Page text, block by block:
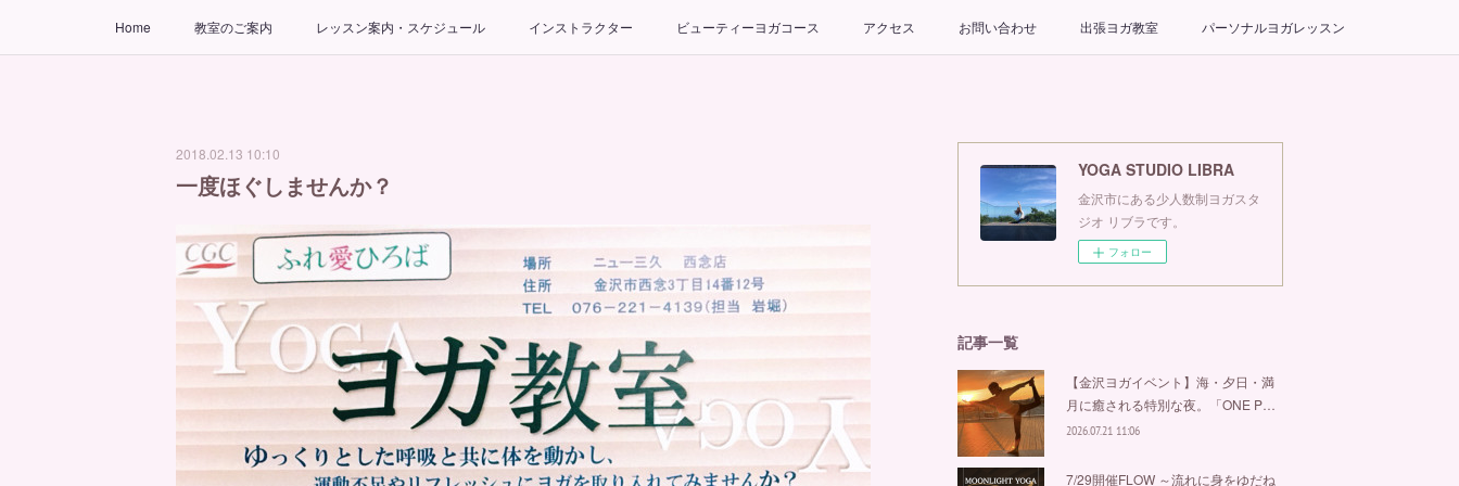
Home 教室のご案内 レッスン案内・スケジュール インストラクター ビューティーヨガコース アクセス お問い合わせ 出張ヨガ教室 パーソナルヨガレッスン
2018.02.13 10:10
一度ほぐしませんか？ YOGA STUDIO LIBRA
金沢市にある少人数制ヨガスタ
ジオ リブラです。
フォロー
記事一覧
【金沢ヨガイベント】海・夕日・満
月に癒される特別な夜。「ONE P…
2026.07.21 11:06
7/29開催FLOW ～流れに身をゆだね